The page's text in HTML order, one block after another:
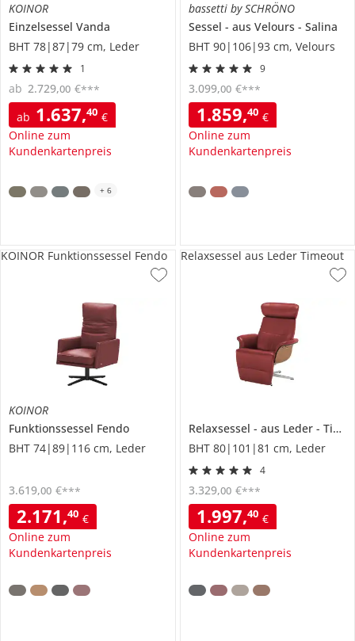
KOINOR
Einzelsessel Vanda
BHT 78|87|79 cm, Leder
1
ab 1.637,40 €
Online zum
Kundenkartenpreis
ab 2.729,00 €***
+ 6
bassetti by SCHRÖNO
Sessel
aus Velours
Salina
BHT 90|106|93 cm, Velours
9
1.859,40 €
Online zum
Kundenkartenpreis
3.099,00 €***
KOINOR
Funktionssessel Fendo
BHT 74|89|116 cm, Leder
2.171,40 €
Online zum
Kundenkartenpreis
3.619,00 €***
KOINOR Funktionssessel Fendo
Relaxsessel aus Leder
Timeout
BHT 80|101|81 cm, Leder
4
1.997,40 €
Online zum
Kundenkartenpreis
3.329,00 €***
Relaxsessel aus Leder Timeout